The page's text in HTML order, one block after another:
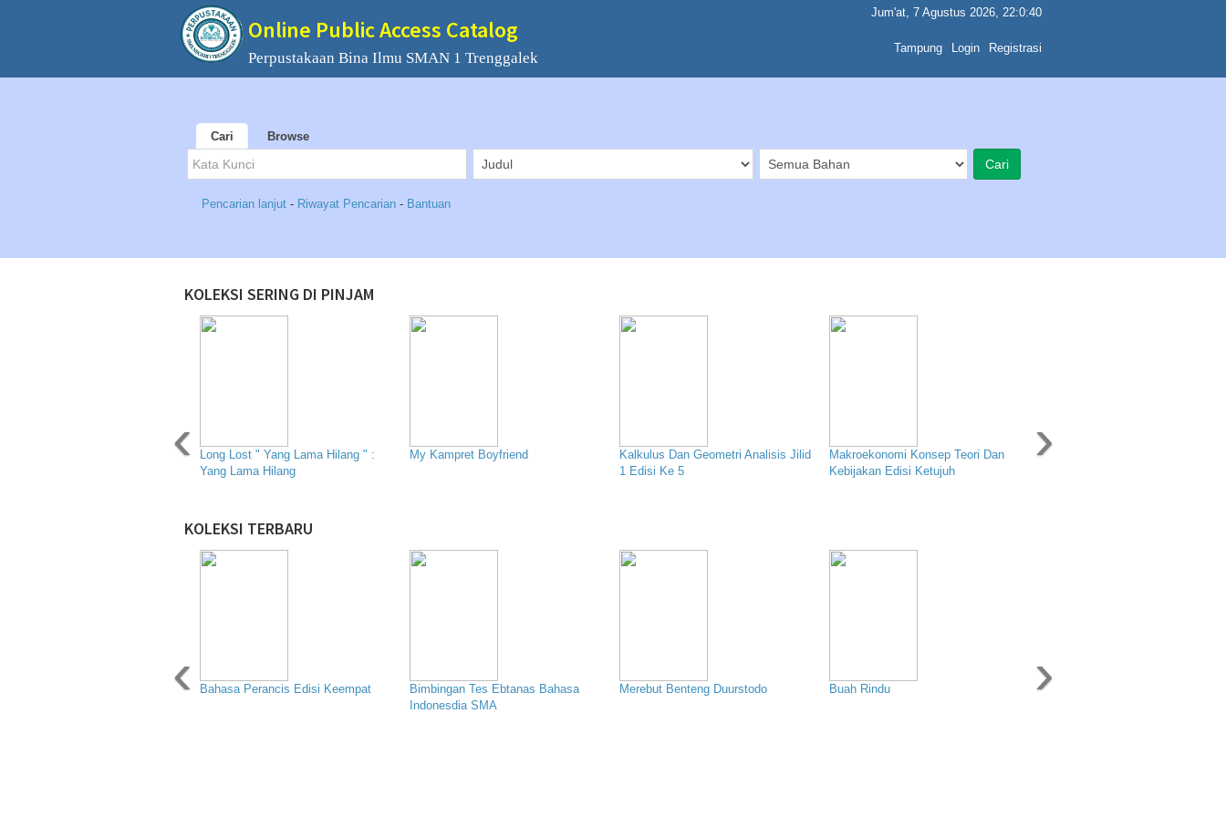
Online Public Access Catalog
Perpustakaan Bina Ilmu SMAN 1 Trenggalek
Jum'at, 7 Agustus 2026, 22:0:40
Tampung Login Registrasi
Cari Browse
Pencarian lanjut - Riwayat Pencarian - Bantuan
KOLEKSI SERING DI PINJAM
Long Lost " Yang Lama Hilang " :
Yang Lama Hilang
My Kampret Boyfriend
Kalkulus Dan Geometri Analisis Jilid
1 Edisi Ke 5
Makroekonomi Konsep Teori Dan
Kebijakan Edisi Ketujuh
‹ ›
KOLEKSI TERBARU
Bahasa Perancis Edisi Keempat
Bimbingan Tes Ebtanas Bahasa
Indonesdia SMA
Merebut Benteng Duurstodo Buah Rindu
‹ ›